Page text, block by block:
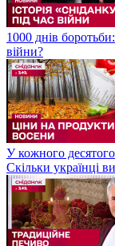
1000 днів
війни?
У кожного
Скільки українці